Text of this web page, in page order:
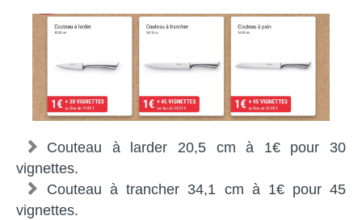
Couteau à larder 20,5 cm à 1€ pour 30
vignettes.
Couteau à trancher 34,1 cm à 1€ pour 45
vignettes.